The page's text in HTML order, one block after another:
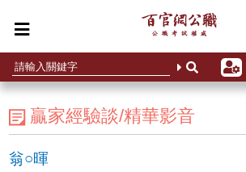
贏家經驗談/精華影音
翁○暉